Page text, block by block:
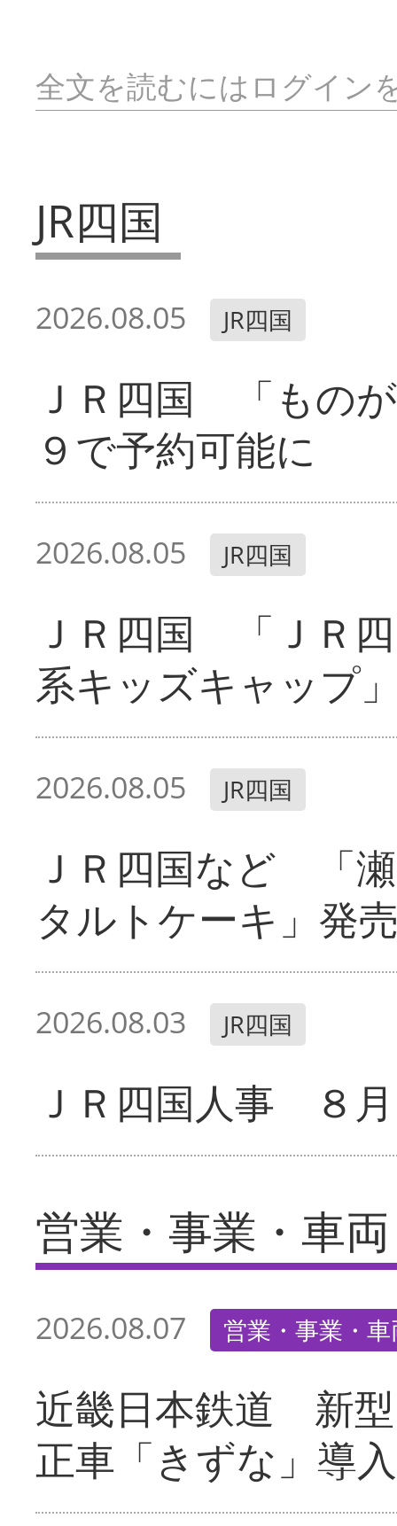
全文を読むにはログイン
JR四国
2026.08.05 JR四国
ＪＲ四国 「もの
９で予約可能に
2026.08.05 JR四国
ＪＲ四国 「ＪＲ
系キッズキャップ
2026.08.05 JR四国
ＪＲ四国など 「
タルトケーキ」発
2026.08.03 JR四国
ＪＲ四国人事 ８
営業・事業・車両
2026.08.07 営業・事業・
近畿日本鉄道 新
正車「きずな」導入